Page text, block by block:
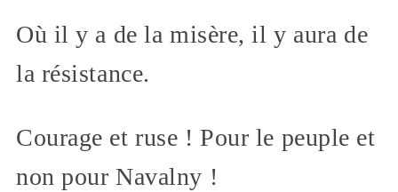
Où il y a de la misère, il y aura de
la résistance.
Courage et ruse ! Pour le peuple et
non pour Navalny !